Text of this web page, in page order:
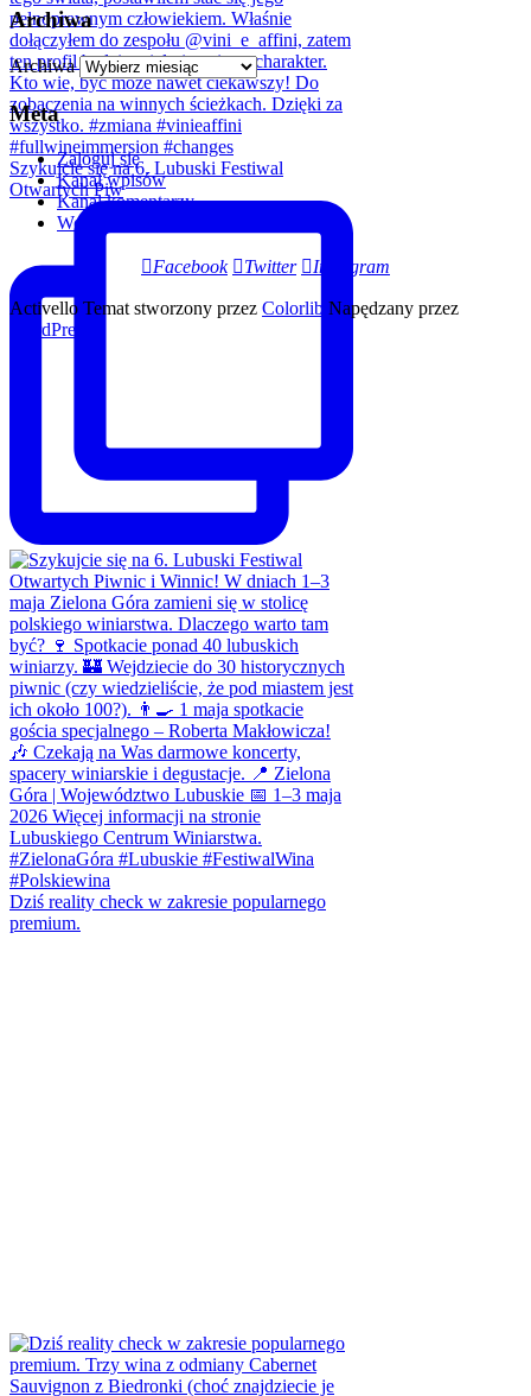
Szykujcie się na 6. Lubuski Festiwal
Otwartych Piw
Dziś reality check w zakresie popularnego
premium.
Archiwa
Archiwa
Meta
Zaloguj się
Kanał wpisów
Kanał komentarzy
WordPress.org
Facebook Twitter Instagram
Activello Temat stworzony przez Colorlib Napędzany przez
WordPress